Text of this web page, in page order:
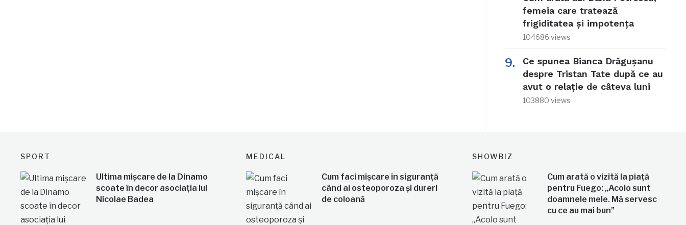
femeia care tratează
frigiditatea și impotența
104686 views
Ce spunea Bianca Drăgușanu
despre Tristan Tate după ce au
avut o relație de câteva luni
103880 views
SPORT
Ultima mișcare de la Dinamo
scoate în decor asociația lui
Nicolae Badea
MEDICAL
Cum faci mișcare în siguranță
când ai osteoporoza și dureri
de coloană
SHOWBIZ
Cum arată o vizită la piață
pentru Fuego: „Acolo sunt
doamnele mele. Mă servesc
cu ce au mai bun”